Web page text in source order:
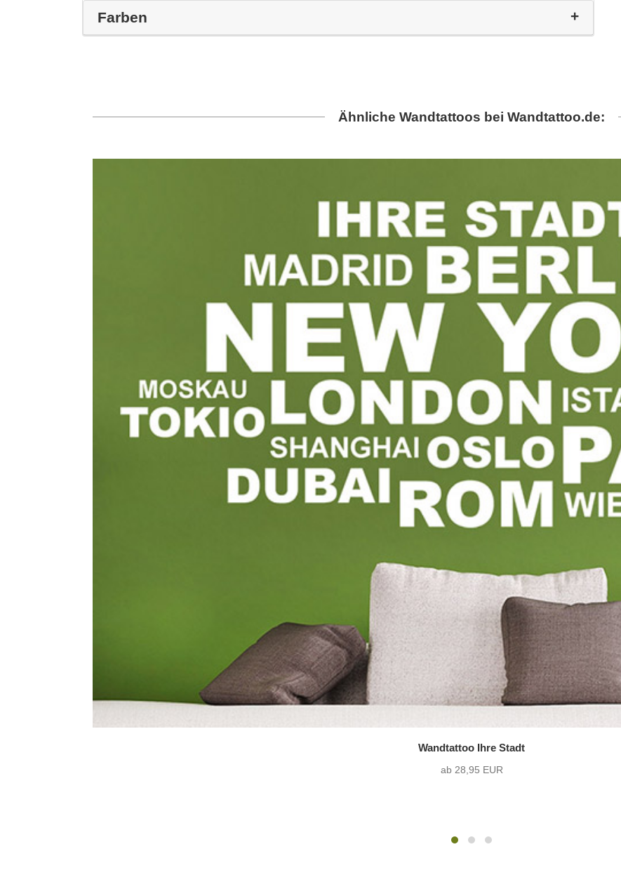
Farben
Ähnliche Wandtattoos bei Wandtattoo.de:
Wandtattoo Ihre Stadt
ab 28,95 EUR